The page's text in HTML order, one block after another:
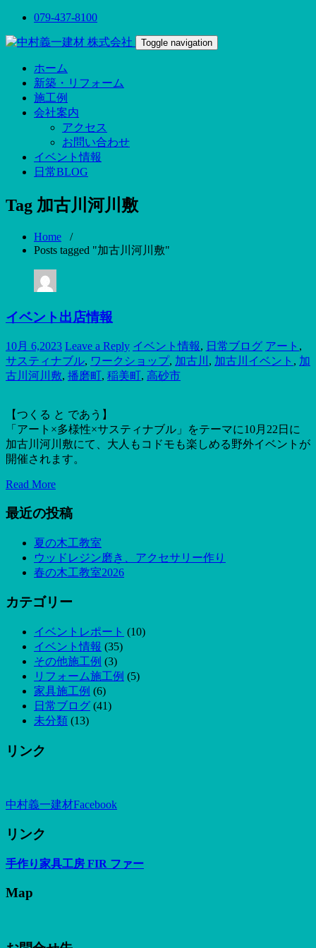
079-437-8100
Toggle navigation
ホーム
新築・リフォーム
施工例
会社案内
アクセス
お問い合わせ
イベント情報
日常BLOG
Tag 加古川河川敷
Home /
Posts tagged "加古川河川敷"
イベント出店情報
10月 6,2023 Leave a Reply イベント情報, 日常ブログ アート ,
サスティナブル, ワークショップ, 加古川 , 加古川イベント , 加
古川河川敷, 播磨町, 稲美町, 高砂市
【つくる と であう】
「アート×多様性×サスティナブル」をテーマに10月22日に
加古川河川敷にて、大人もコドモも楽しめる野外イベントが
開催されます。
Read More
最近の投稿
夏の木工教室
ウッドレジン磨き、アクセサリー作り
春の木工教室2026
カテゴリー
イベントレポート (10)
イベント情報 (35)
その他施工例 (3)
リフォーム施工例 (5)
家具施工例 (6)
日常ブログ (41)
未分類 (13)
リンク
中村義一建材Facebook
リンク
手作り家具工房 FIR ファー
Map